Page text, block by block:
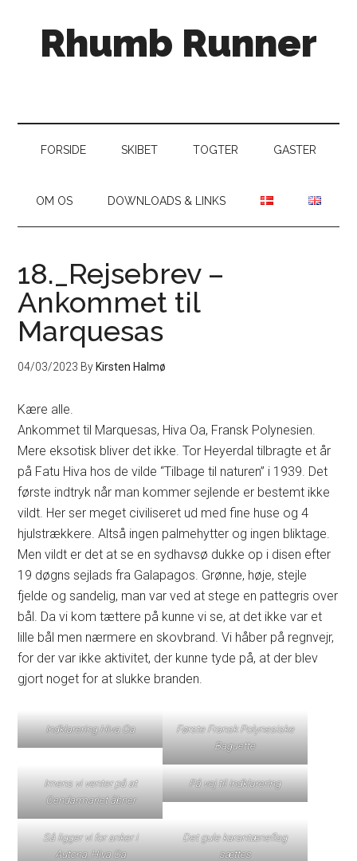
secondaryRhumb Runner
FORSIDE SKIBET TOGTER GASTER
OM OS DOWNLOADS & LINKS
18._Rejsebrev –
Ankommet til
Marquesas
04/03/2023 By Kirsten Halmø
Kære alle.
Ankommet til Marquesas, Hiva Oa, Fransk Polynesien.
Mere eksotisk bliver det ikke. Tor Heyerdal tilbragte et år
på Fatu Hiva hos de vilde “Tilbage til naturen” i 1939. Det
første indtryk når man kommer sejlende er bestemt ikke
vildt. Her ser meget civiliseret ud med fine huse og 4
hjulstrækkere. Altså ingen palmehytter og ingen bliktage.
Men vildt er det at se en sydhavsø dukke op i disen efter
19 døgns sejlads fra Galapagos. Grønne, høje, stejle
fjelde og sandelig, man var ved at stege en pattegris over
bål. Da vi kom tættere på kunne vi se, at det ikke var et
lille bål men nærmere en skovbrand. Vi håber på regnvejr,
for der var ikke aktivitet, der kunne tyde på, at der blev
gjort noget for at slukke branden.
Indklarering Hiva Oa
Første Fransk Polynesiske
Baguette
Imens vi venter på at
Gendarmariet åbner
På vej til indklarering
Så ligger vi for anker i
Autona, Hiva Oa
Det gule karantæneflag
sættes